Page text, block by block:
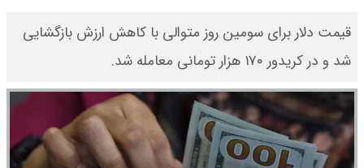
قیمت دلار برای سومین روز متوالی با کاهش ارزش بازگشایی
شد و در کریدور ۱۷۰ هزار تومانی معامله شد.